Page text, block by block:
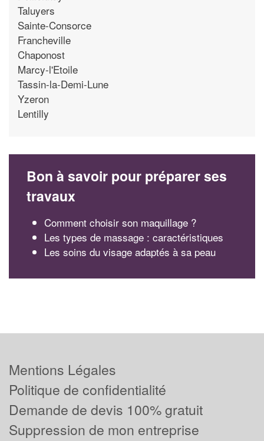
Taluyers
Sainte-Consorce
Francheville
Chaponost
Marcy-l'Etoile
Tassin-la-Demi-Lune
Yzeron
Lentilly
Bon à savoir pour préparer ses
travaux
Comment choisir son maquillage ?
Les types de massage : caractéristiques
Les soins du visage adaptés à sa peau
Mentions Légales
Politique de confidentialité
Demande de devis 100% gratuit
Suppression de mon entreprise